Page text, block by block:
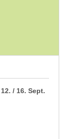
/ 16. Sept.